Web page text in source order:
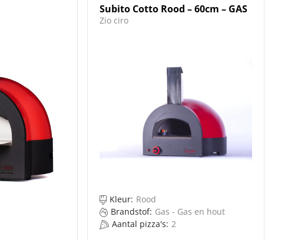
Merken
Subito Cotto Rood – 60cm – GAS
Zio ciro
Kleur: Rood
Brandstof: Gas - Gas en hout
Aantal pizza's: 2